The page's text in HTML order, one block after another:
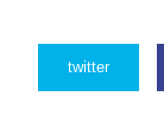
twitter